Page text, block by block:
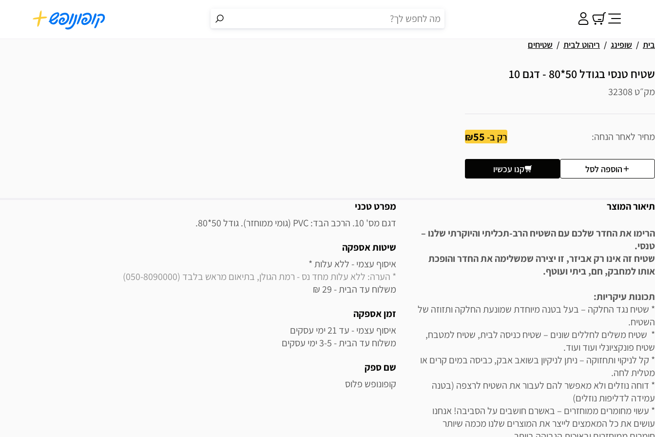
בית שופינג ריהוט לבית שטיחים
שטיח טנסי בגודל 50*80 - דגם 10
מק״ט 32308
מחיר לאחר הנחה רק ב-55
הוספה לסל קנו עכשיו
תיאור המוצר
הרימו את החדר שלכם עם השטיח הרב-תכליתי והיוקרתי שלנו –
טנסי.
שטיח זה אינו רק אביזר, זו יצירה שמשלימה את החדר והופכת
אותו למחבק, חם, ביתי ועוטף.
תכונות עיקריות:
* שטיח נגד החלקה – בעל בטנה מיוחדת שמונעת החלקה ותזוזה של
השטיח.
* שטיח משלים לחללים שונים – שטיח כניסה לבית, שטיח למטבח,
שטיח פונקציונלי ועוד ועוד.
* קל לניקוי ותחזוקה – ניתן לניקיון בשואב אבק, כביסה במים קרים או
מטלית לחה.
* דוחה נוזלים ולא מאפשר להם לעבור את השטיח לרצפה (בטנה
עמידה לדליפות נוזלים)
* עשוי מחומרים ממוחזרים – באשרם חושבים על הסביבה! אנחנו
עושים את כל המאמצים לייצר את המוצרים שלנו מכמה שיותר
מידע נוסף
מפרט טכני
דגם מס' 10. הרכב הבד: PVC (גומי ממוחזר). גודל 50*80.
שיטות אספקה
איסוף עצמי - ללא עלות *
* הערה: ללא עלות מחד נס - רמת הגולן, בתיאום מראש בלבד (050-8090000)
משלוח עד הבית - 29 ₪
זמן אספקה
משלוח עד הבית - 3-5 ימי עסקים
שם ספק
קופונופש פלוס